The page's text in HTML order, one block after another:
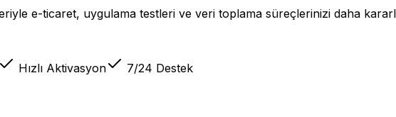
e-ticaret, uygulama testleri ve veri toplama süreçlerinizi daha kararlı
Hızlı Aktivasyon 7/24 Destek